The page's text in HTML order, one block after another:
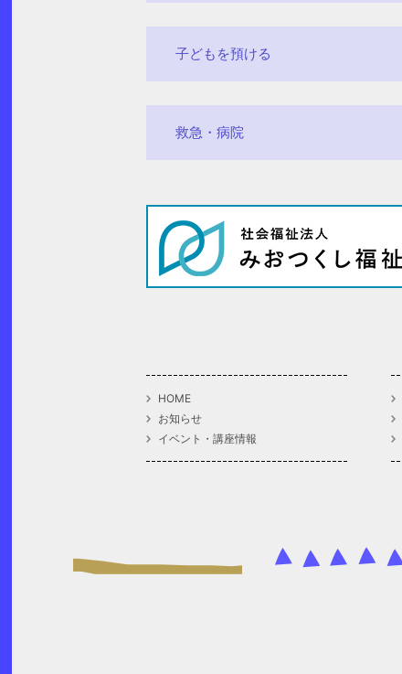
子どもを預ける
救急・病院
HOME
お知らせ
イベント・講座情報